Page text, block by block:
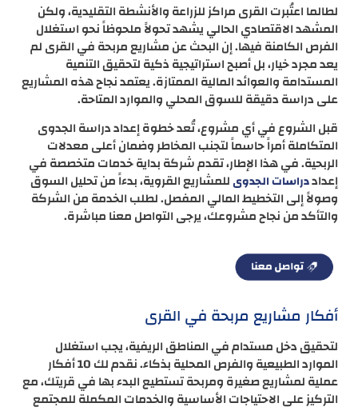
لطالما اعتُبرت القرى مراكز للزراعة والأنشطة التقليدية، ولكن
المشهد الاقتصادي الحالي يشهد تحولاً ملحوظاً نحو استغلال
الفرص الكامنة فيها. إن البحث عن مشاريع مربحة في القرى لم
يعد مجرد خيار، بل أصبح استراتيجية ذكية لتحقيق التنمية
المستدامة والعوائد المالية الممتازة. يعتمد نجاح هذه المشاريع
على دراسة دقيقة للسوق المحلي والموارد المتاحة.
قبل الشروع في أي مشروع، تُعد خطوة إعداد دراسة الجدوى
المتكاملة أمراً حاسماً لتجنب المخاطر وضمان أعلى معدلات
الربحية. في هذا الإطار، تقدم شركة بداية خدمات متخصصة في
إعداددراسات الجدوىللمشاريع القروية، بدءاً من تحليل السوق
وصولاً إلى التخطيط المالي المفصل. لطلب الخدمة من الشركة
والتأكد من نجاح مشروعك، يرجى التواصل معنا مباشرة.
أفكار مشاريع مربحة في القرى
لتحقيق دخل مستدام في المناطق الريفية، يجب استغلال
الموارد الطبيعية والفرص المحلية بذكاء. نقدم لك 10 أفكار
عملية لمشاريع صغيرة ومربحة تستطيع البدء بها في قريتك، مع
التركيز على الاحتياجات الأساسية والخدمات المكملة للمجتمع